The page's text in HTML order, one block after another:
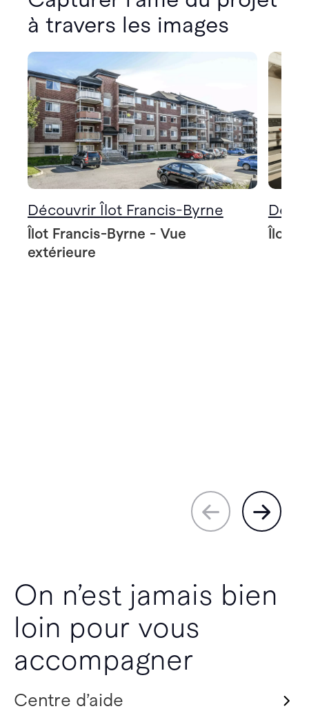
à travers les images
Découvrir Îlot Francis-Byrne
Îlot Francis-Byrne - Vue
extérieure
Îlot
On n’est jamais bien
loin pour vous
accompagner
Centre d’aide